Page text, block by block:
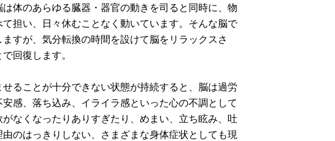
体のあらゆる臓器・器官の動きを司ると同時に、物
担い、日々休むことなく動いています。そんな脳で
すが、気分転換の時間を設けて脳をリラックスさ
回復します。
ることが十分できない状態が持続すると、脳は過労
感、落ち込み、イライラ感といった心の不調として
なくなったりありすぎたり、めまい、立ち眩み、吐
のはっきりしない、さまざまな身体症状としても現